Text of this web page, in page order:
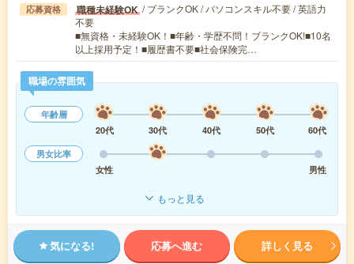
応募資格 職種未経験OK / ブランクOK / パソコンスキル不要 / 英語力
不要
■無資格・未経験OK！■年齢・学歴不問！ブランクOK!■10名
以上採用予定！■履歴書不要■社会保険完…
職場の雰囲気
年齢層
20代
30代 40代 50代
60代
男女比率
女性
男性
もっと見る
気になる! 応募へ進む 詳しく見る